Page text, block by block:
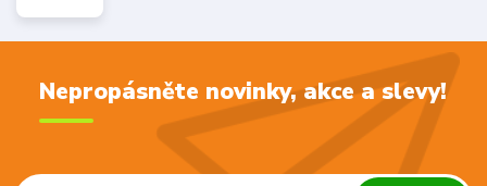
Nepropásněte novinky, akce a slevy!